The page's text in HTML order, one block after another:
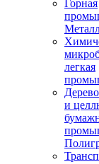
Горная
легкая
и